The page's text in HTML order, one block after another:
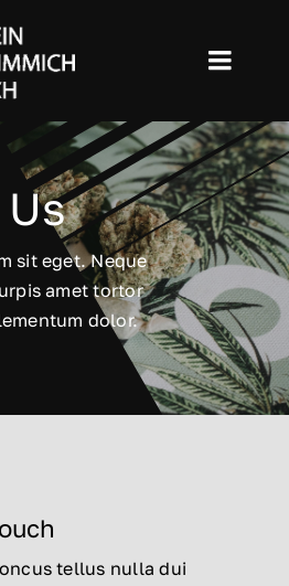
sit eget. Neque
amet tortor
dolor.
tellus nulla dui